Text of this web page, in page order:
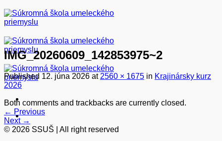
Skip
to
content
IMG_20260609_142853975~2
Published 12. júna 2026 at 2560 × 1675 in Krajinársky kurz
2026
Both comments and trackbacks are currently closed.
← Previous
Next →
© 2026 SSUŠ | All right reserved